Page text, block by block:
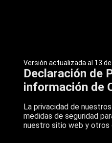
Versión actualizada al 13
Declaración de
información de
La privacidad de
medidas de seguridad
nuestro sitio web y otros